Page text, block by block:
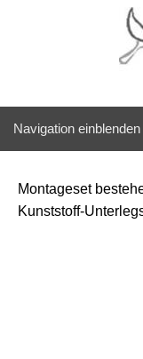
Navigation einblenden
Montageset
Kunststoff-